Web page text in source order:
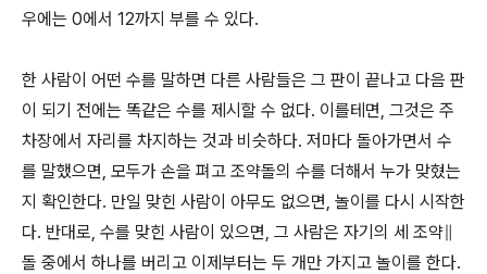
우에는 0에서 12까지 부를 수 있다.
한 사람이 어떤 수를 말하면 다른 사람들은 그 판이 끝나고 다음 판
이 되기 전에는 똑같은 수를 제시할 수 없다. 이를테면, 그것은 주
차장에서 자리를 차지하는 것과 비슷하다. 저마다 돌아가면서 수
를 말했으면, 모두가 손을 펴고 조약돌의 수를 더해서 누가 맞혔는
지 확인한다. 만일 맞힌 사람이 아무도 없으면, 놀이를 다시 시작한
다. 반대로, 수를 맞힌 사람이 있으면, 그 사람은 자기의 세 조약∥
돌 중에서 하나를 버리고 이제부터는 두 개만 가지고 놀이를 한다.